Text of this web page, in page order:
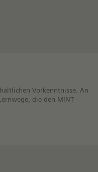
Vorkenntnisse. An
die den MINT-